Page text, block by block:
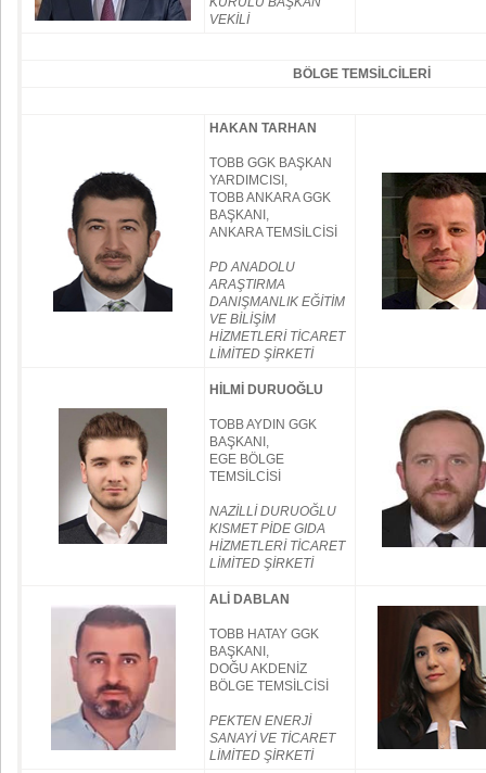
VEKİLİ
BÖLGE TEMSİLCİLERİ
HAKAN TARHAN
TOBB GGK BAŞKAN
YARDIMCISI,
TOBB ANKARA GGK
BAŞKANI,
ANKARA TEMSİLCİSİ
PD ANADOLU
ARAŞTIRMA
DANIŞMANLIK EĞİTİM
VE BİLİŞİM
HİZMETLERİ TİCARET
LİMİTED ŞİRKETİ
HİLMİ DURUOĞLU
TOBB AYDIN GGK
BAŞKANI,
EGE BÖLGE
TEMSİLCİSİ
NAZİLLİ DURUOĞLU
KISMET PİDE GIDA
HİZMETLERİ TİCARET
LİMİTED ŞİRKETİ
ALİ DABLAN
TOBB HATAY GGK
BAŞKANI,
DOĞU AKDENİZ
BÖLGE TEMSİLCİSİ
PEKTEN ENERJİ
SANAYİ VE TİCARET
LİMİTED ŞİRKETİ